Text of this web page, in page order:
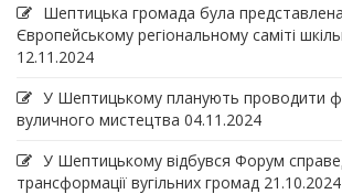
Шептицька громада була
Європейському регіональному саміті
12.11.2024
У Шептицькому планують проводити
вуличного мистецтва 04.11.2024
У Шептицькому відбувся Форум
трансформації вугільних громад 21.10.2024